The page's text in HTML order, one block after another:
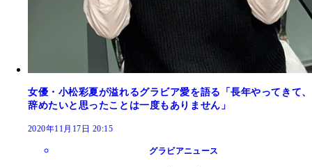
女優・小松彩夏が溢れるグラビア愛を語る「長年やってきて、
辞めたいと思ったことは一度もありません」
2020年11月17日 20:15
グラビアニュース